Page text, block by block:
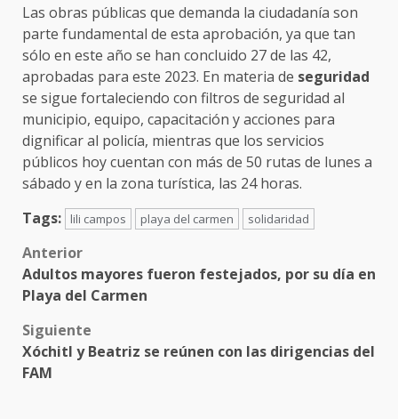
Las obras públicas que demanda la ciudadanía son
parte fundamental de esta aprobación, ya que tan
sólo en este año se han concluido 27 de las 42,
aprobadas para este 2023. En materia de seguridad
se sigue fortaleciendo con filtros de seguridad al
municipio, equipo, capacitación y acciones para
dignificar al policía, mientras que los servicios
públicos hoy cuentan con más de 50 rutas de lunes a
sábado y en la zona turística, las 24 horas.
Tags:
lili campos playa del carmen solidaridad
Post
navigation
Anterior
Adultos mayores fueron festejados, por su día en
Playa del Carmen
Siguiente
Xóchitl y Beatriz se reúnen con las dirigencias del
FAM